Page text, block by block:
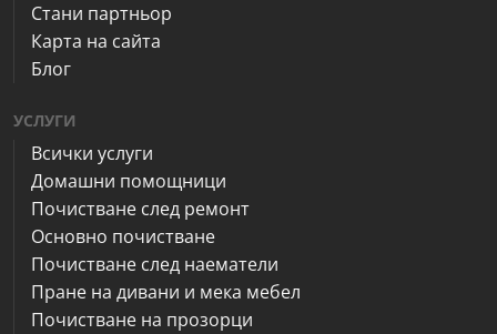
Стани партньор
Карта на сайта
Блог
УСЛУГИ
Всички услуги
Домашни помощници
Почистване след ремонт
Основно почистване
Почистване след наематели
Пране на дивани и мека мебел
Почистване на прозорци